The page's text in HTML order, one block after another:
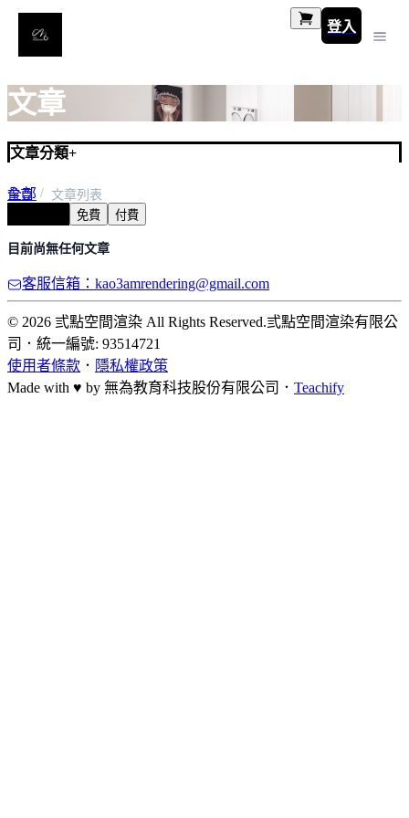
登入
文章
文章分類+
全部
首頁
文章列表
免費 付費
目前尚無任何文章
客服信箱：kao3amrendering@gmail.com
© 2026 弎點空間渲染 All Rights Reserved.弎點空間渲染有限公
司 ． 統一編號: 93514721
使用者條款 ． 隱私權政策
Made with ♥ by 無為教育科技股份有限公司． Teachify